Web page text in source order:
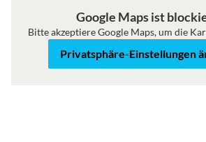
Satellit
Google Maps ist
Bitte akzeptiere Google Maps, um die
Privatsphäre-Einstellungen